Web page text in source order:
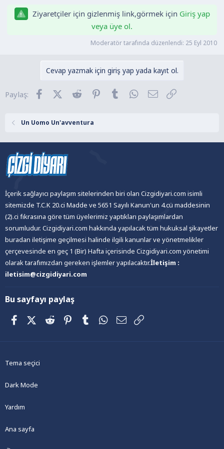
a
n
Ziyaretçiler için gizlenmiş link,görmek için Giriş yap
veya üye ol.
Moderatör tarafında düzenlendi: 25 Eyl 2010
Cevap yazmak için giriş yap yada kayıt ol.
Paylaş: FacebookX (Twitter)
Reddit Pinterest
Tumblr WhatsApp
E-posta
Un Uomo Un'avventura
İçerik sağlayıcı paylaşım sitelerinden biri olan Cizgidiyari.com isimli
sitemizde T.C.K 20.ci Madde ve 5651 Sayılı Kanun'un 4.cü maddesinin
(2).ci fıkrasına göre tüm üyelerimiz yaptıkları paylaşımlardan
sorumludur. Cizgidiyari.com hakkında yapılacak tüm hukuksal şikayetler
buradan iletişime geçilmesi halinde ilgili kanunlar ve yönetmelikler
çerçevesinde en geç 1 (Bir) Hafta içerisinde Cizgidiyari.com yönetimi
olarak tarafımızdan gereken işlemler yapılacaktır.İletişim :
iletisim@cizgidiyari.com
Bu sayfayı paylaş
FacebookX (Twitter)
Reddit PinterestTumblrWhatsApp
E-posta
Tema seçici
Dark Mode
Yardım
Ana sayfa